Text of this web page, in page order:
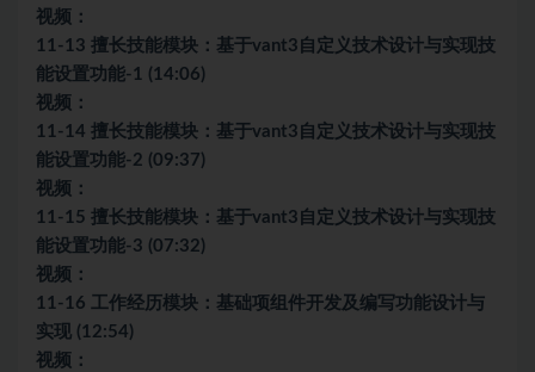
视频：
11-13 擅长技能模块：基于vant3自定义技术设计与实现技
能设置功能-1 (14:06)
视频：
11-14 擅长技能模块：基于vant3自定义技术设计与实现技
能设置功能-2 (09:37)
视频：
11-15 擅长技能模块：基于vant3自定义技术设计与实现技
能设置功能-3 (07:32)
视频：
11-16 工作经历模块：基础项组件开发及编写功能设计与
实现 (12:54)
视频：